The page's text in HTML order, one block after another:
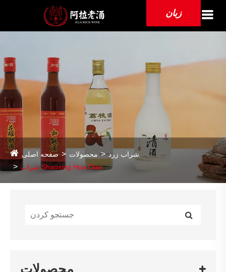
زبان
صفحه اصلی محصولات
شراب زرد
شراب Shaoxing Hua Diao
محصولات